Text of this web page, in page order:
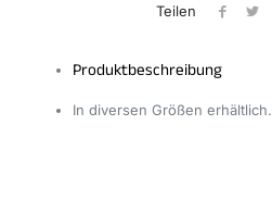
Teilen
Produktbeschreibung
In diversen Größen erhältlich.